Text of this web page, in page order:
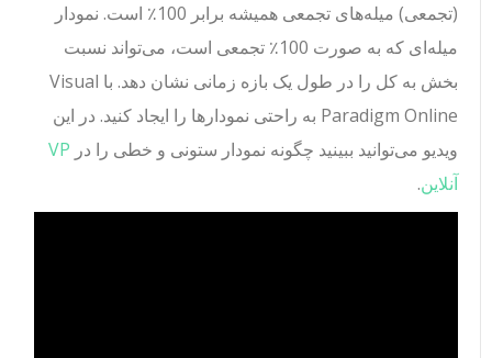
(تجمعی) میله‌های تجمعی همیشه برابر 100٪ است. نمودار
میله‌ای که به صورت 100٪ تجمعی است، می‌تواند نسبت
بخش به کل را در طول یک بازه زمانی نشان دهد. با Visual
Paradigm Online به راحتی نمودارها را ایجاد کنید. در این
ویدیو می‌توانید ببینید چگونه نمودار ستونی و خطی را درVP
آنلاین.